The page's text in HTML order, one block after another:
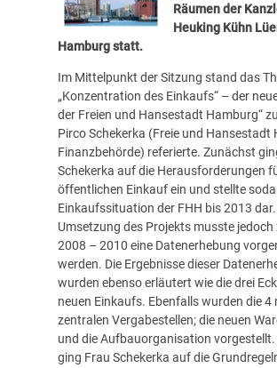
Räumen der
Heuking Kühn
Hamburg statt.
Im Mittelpunkt der Sitzung stand das
„Konzentration des Einkaufs“ – der
der Freien und Hansestadt Hamburg“
Pirco Schekerka (Freie und Hansestadt
Finanzbehörde) referierte. Zunächst
Schekerka auf die Herausforderungen
öffentlichen Einkauf ein und stellte
Einkaufssituation der FHH bis 2013
Umsetzung des Projekts musste
2008 – 2010 eine Datenerhebung
werden. Die Ergebnisse dieser
wurden ebenso erläutert wie die drei
neuen Einkaufs. Ebenfalls wurden die 4
zentralen Vergabestellen; die neuen
und die Aufbauorganisation
ging Frau Schekerka auf die